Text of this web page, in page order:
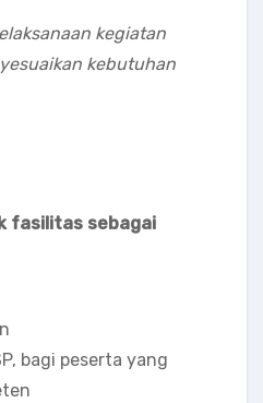
kegiatan
kebutuhan
fasilitas sebagai
bagi peserta yang